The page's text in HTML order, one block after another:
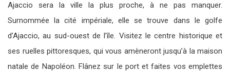
Ajaccio sera la ville la plus proche, à ne pas manquer.
Surnommée la cité impériale, elle se trouve dans le golfe
d’Ajaccio, au sud-ouest de l’île. Visitez le centre historique et
ses ruelles pittoresques, qui vous amèneront jusqu’à la maison
natale de Napoléon. Flânez sur le port et faites vos emplettes